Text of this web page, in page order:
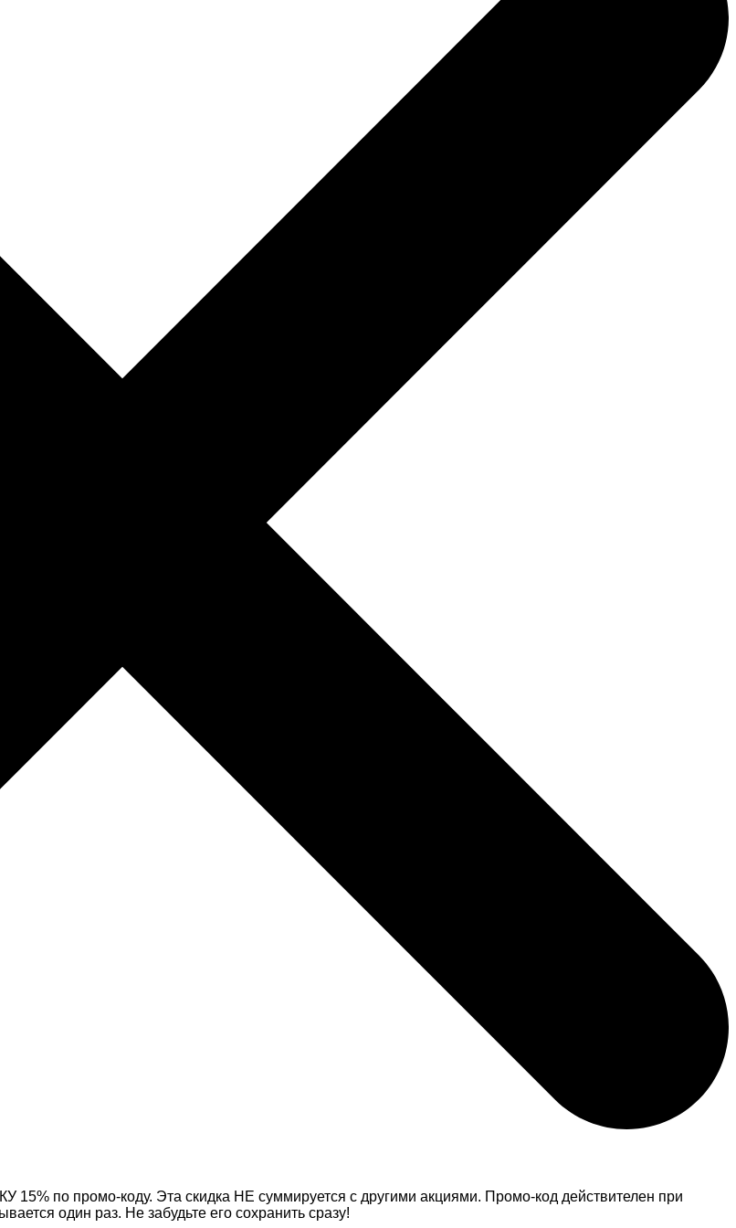
15% по промо-коду. Эта скидка НЕ суммируется с другими акциями. Промо-код действителен при
один раз. Не забудьте его сохранить сразу!